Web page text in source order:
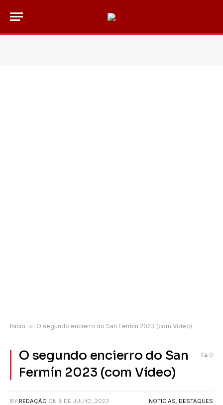
Início » O segundo encierro do San Fermín 2023 (com Vídeo)
O segundo encierro do San
Fermín 2023 (com Vídeo)
0
BY REDAÇÃO ON 8 DE JULHO, 2023 NOTICIAS, DESTAQUES